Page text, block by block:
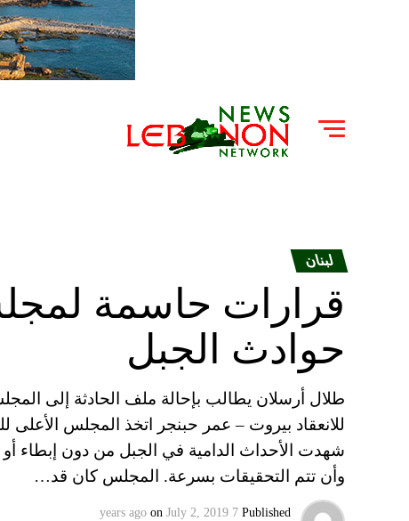
لبنان
قرارات حاسمة
حوادث الجبل
طلال أرسلان يطالب بإحالة ملف الحادثة إلى
للانعقاد بيروت – عمر حبنجر اتخذ المجلس الأعلى
شهدت الأحداث الدامية في الجبل من دون إبطاء أو
وأن تتم التحقيقات بسرعة. المجلس كان قد…
Published
7 years ago
on July 2, 2019